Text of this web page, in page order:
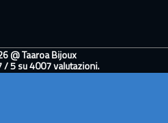
@ Taaroa Bijoux
/5 su4007 valutazioni.